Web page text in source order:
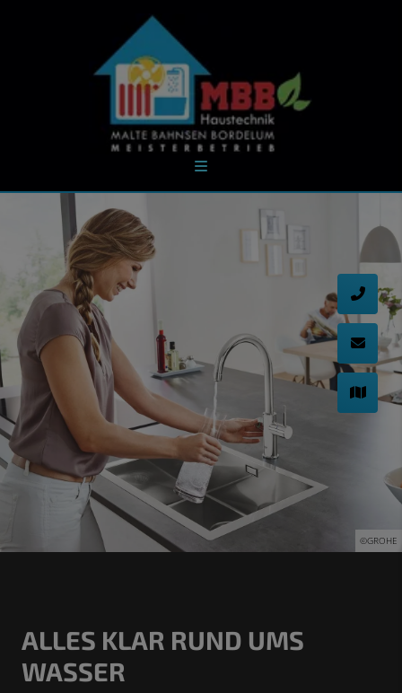
©GROHE
ALLES KLAR RUND UMS
WASSER